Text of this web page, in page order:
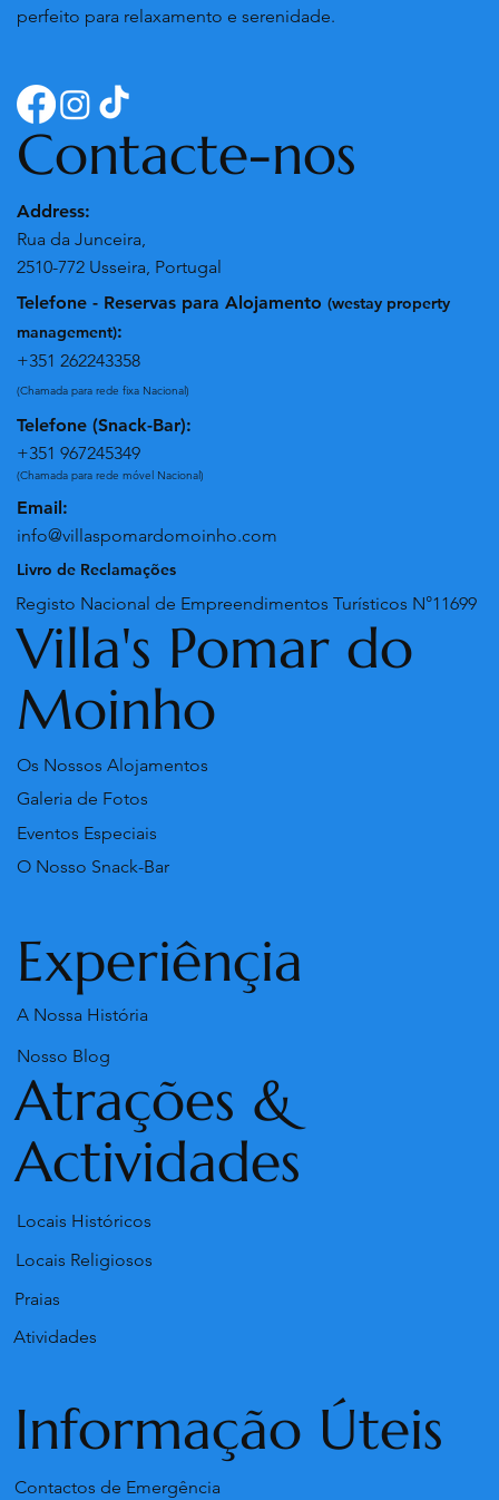
perfeito para relaxamento e serenidade.
Contacte-nos
Address:
Rua da Junceira,
2510-772 Usseira, Portugal
Telefone - Reservas para Alojamento (westay property
management):
+351 262243358
(Chamada para rede fixa Nacional)
Telefone (Snack-Bar):
+351 967245349
(Chamada para rede móvel Nacional)
Email:
info@villaspomardomoinho.com
Livro de Reclamações
Registo Nacional de Empreendimentos Turísticos N°11699
Villa's Pomar do
Moinho
Os Nossos Alojamentos
Galeria de Fotos
O Nosso Snack-Bar
Eventos Especiais
Experiênçia
A Nossa História
Nosso Blog
Atrações &
Actividades
Locais Históricos
Locais Religiosos
Praias
Atividades
Informação Úteis
Contactos de Emergência